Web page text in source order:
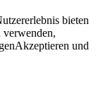
bieten
verwenden,
Akzeptieren und